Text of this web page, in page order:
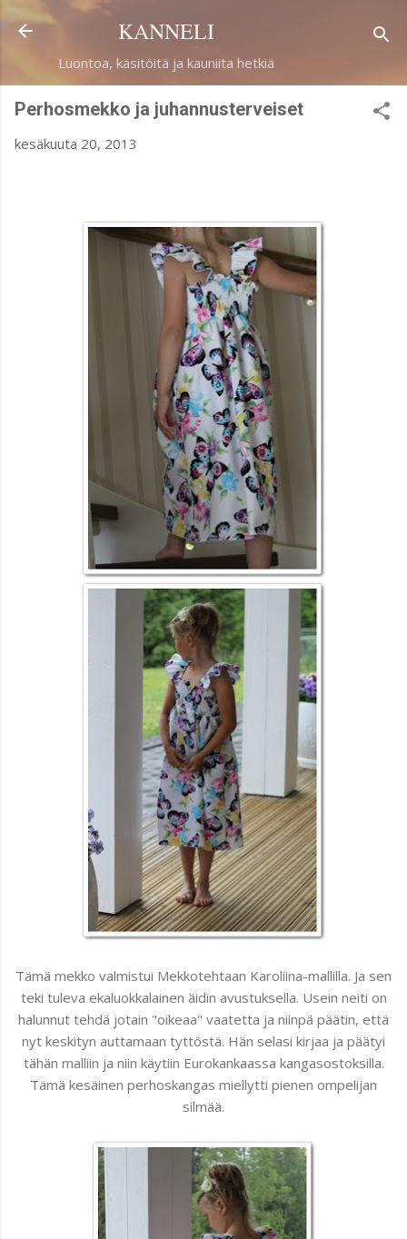
Siirry pääsisältöön
KANNELI
Luontoa, käsitöitä ja kauniita hetkiä
Perhosmekko ja juhannusterveiset
kesäkuuta 20, 2013
Tämä mekko valmistui Mekkotehtaan Karoliina-mallilla. Ja sen
teki tuleva ekaluokkalainen äidin avustuksella. Usein neiti on
halunnut tehdä jotain "oikeaa" vaatetta ja niinpä päätin, että
nyt keskityn auttamaan tyttöstä. Hän selasi kirjaa ja päätyi
tähän malliin ja niin käytiin Eurokankaassa kangasostoksilla.
Tämä kesäinen perhoskangas miellytti pienen ompelijan
silmää.